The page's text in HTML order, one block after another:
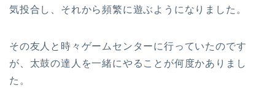
気投合し、それから頻繁に遊ぶようになりました。
その友人と時々ゲームセンターに行っていたのです
が、太鼓の達人を一緒にやることが何度かありまし
た。